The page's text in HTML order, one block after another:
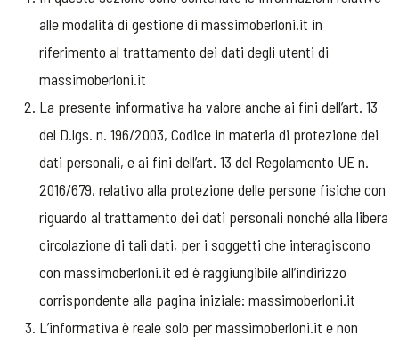
alle modalità di gestione di massimoberloni.it in
riferimento al trattamento dei dati degli utenti di
massimoberloni.it
La presente informativa ha valore anche ai fini dell’art. 13
del D.lgs. n. 196/2003, Codice in materia di protezione dei
dati personali, e ai fini dell’art. 13 del Regolamento UE n.
2016/679, relativo alla protezione delle persone fisiche con
riguardo al trattamento dei dati personali nonché alla libera
circolazione di tali dati, per i soggetti che interagiscono
con massimoberloni.it ed è raggiungibile all’indirizzo
corrispondente alla pagina iniziale: massimoberloni.it
L’informativa è reale solo per massimoberloni.it e non